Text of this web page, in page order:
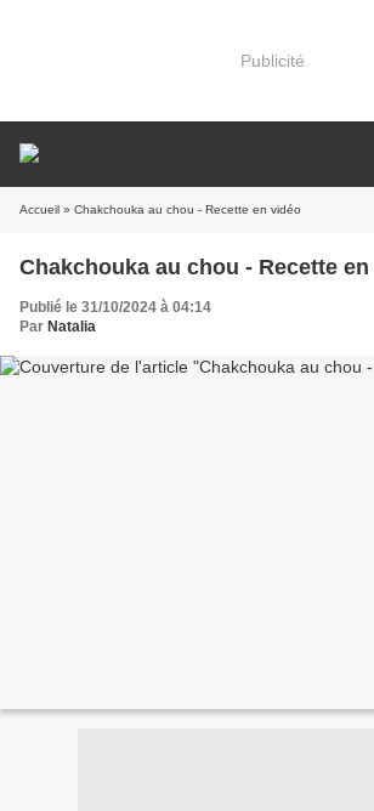
Publicité
Accueil » Chakchouka au chou - Recette en vidéo
Chakchouka au chou - Recette
Publié le 31/10/2024 à 04:14
Par Natalia